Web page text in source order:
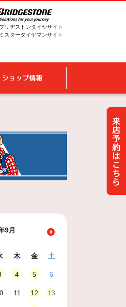
ブリヂストンタイヤサイト
ミスタータイヤマンサイト
ショップ情報
9月
木 金 土
4 5 6
11 12 13